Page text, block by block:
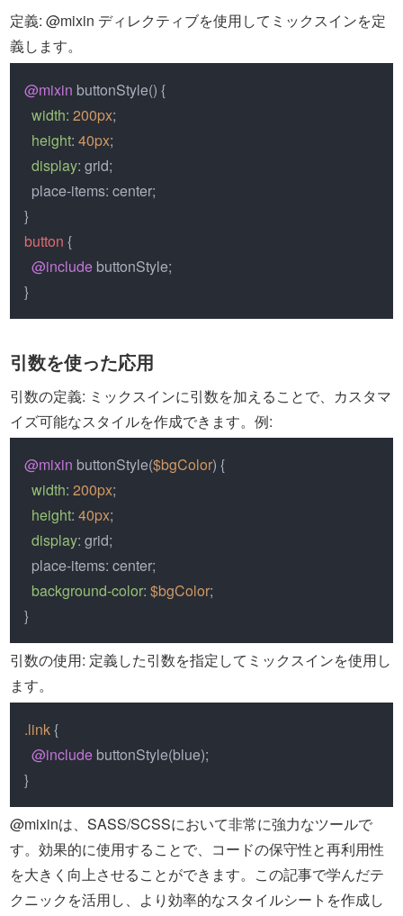
定義: @mixin ディレクティブを使用してミックスインを定
義します。
@mixin buttonStyle() {
width: 200px;
height: 40px;
display: grid;
  place-items: center;
button {
@include buttonStyle;
}
引数を使った応用
引数の定義: ミックスインに引数を加えることで、カスタマ
イズ可能なスタイルを作成できます。例:
@mixin buttonStyle($bgColor) {
width: 200px;
height: 40px;
display: grid;
  place-items: center;
background-color: $bgColor;
}
引数の使用: 定義した引数を指定してミックスインを使用し
ます。
.link {
@include buttonStyle(blue);
}
@mixinは、SASS/SCSSにおいて非常に強力なツールで
す。効果的に使用することで、コードの保守性と再利用性
を大きく向上させることができます。この記事で学んだテ
クニックを活用し、より効率的なスタイルシートを作成し